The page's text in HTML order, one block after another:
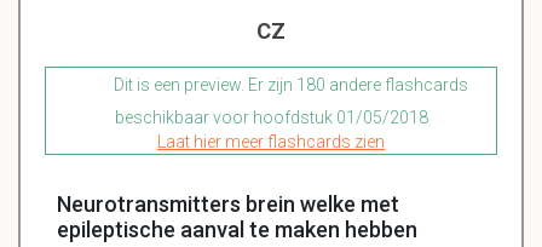
CZ
Dit is een preview. Er zijn 180 andere flashcards
beschikbaar voor hoofdstuk 01/05/2018
Laat hier meer flashcards zien
Neurotransmitters brein welke met
epileptische aanval te maken hebben